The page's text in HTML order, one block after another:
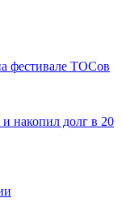
фестивале ТОСов
и накопил долг в 20